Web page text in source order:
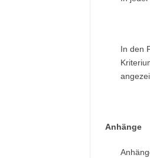
In den
Anhänge